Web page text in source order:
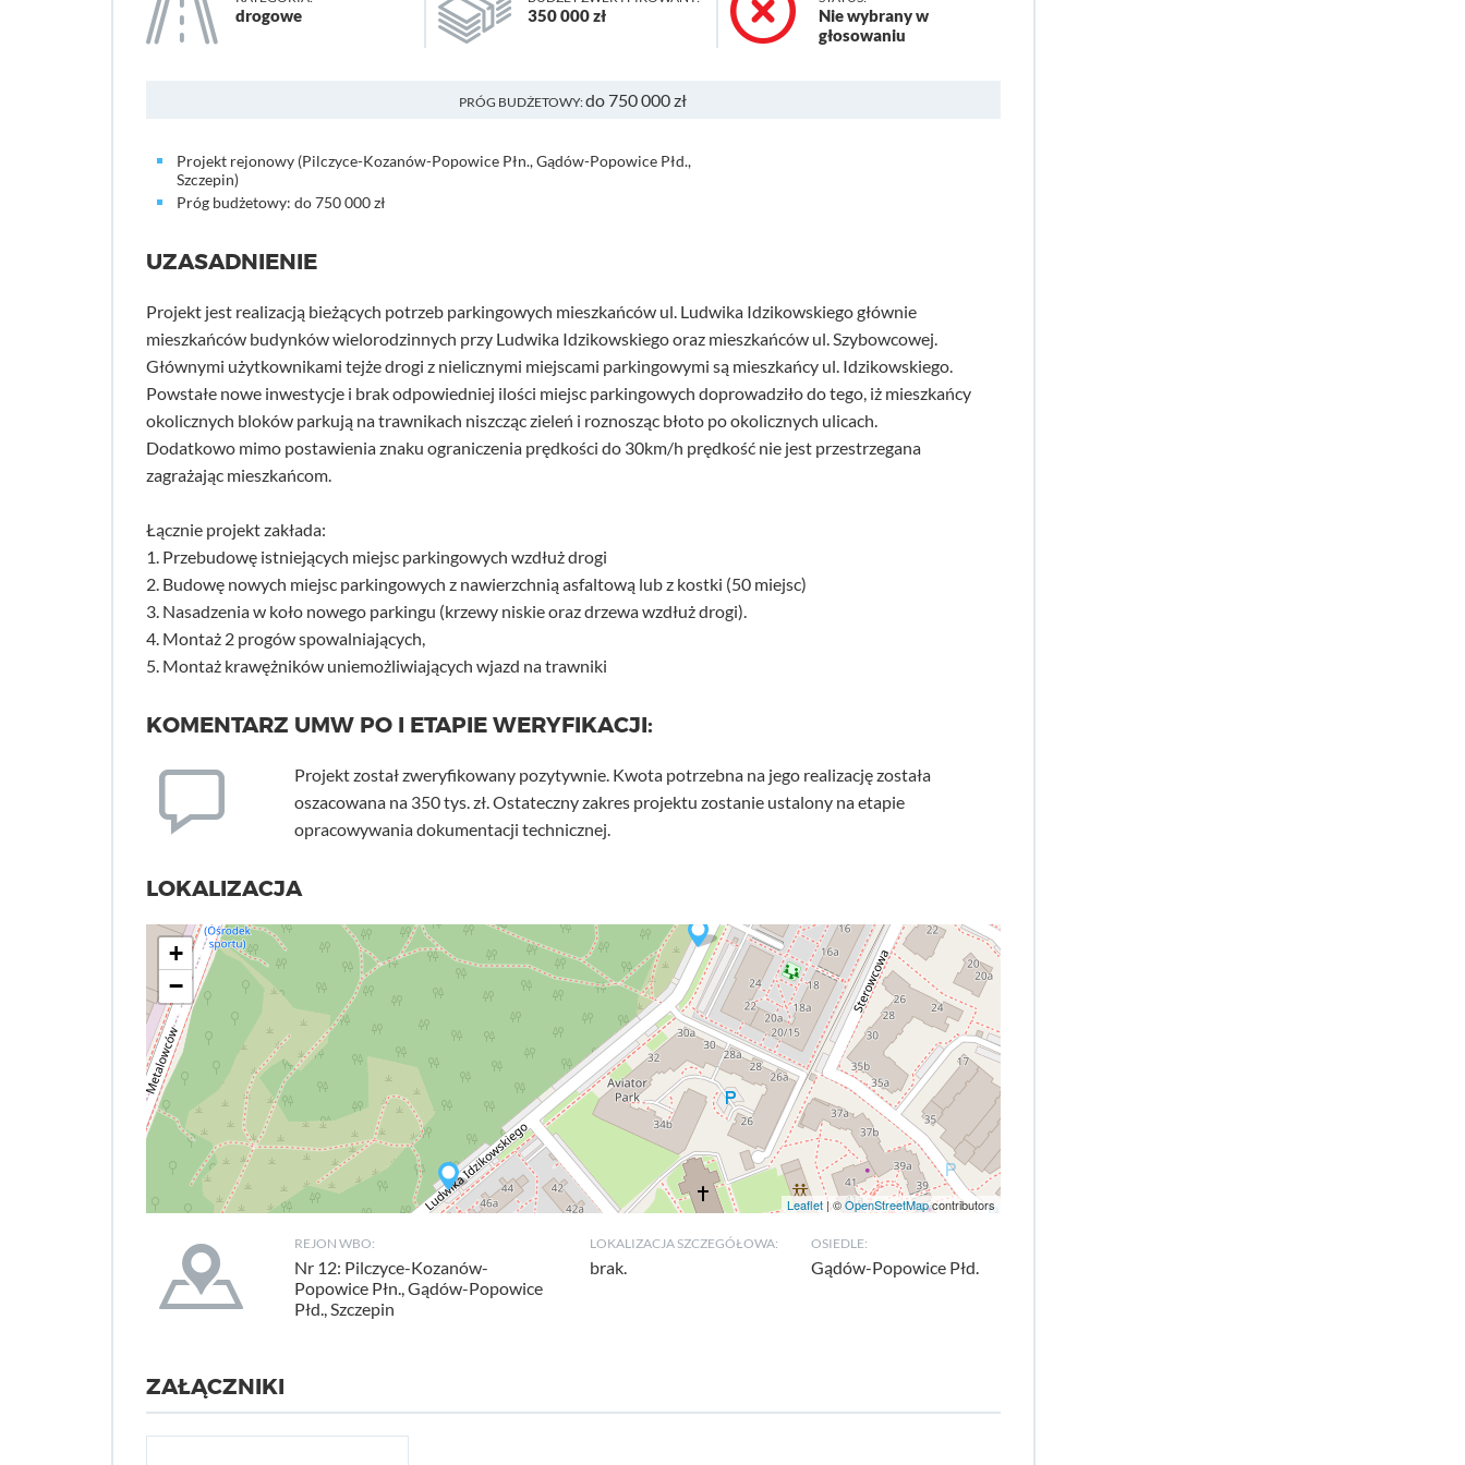
drogowe 350 000 zł
Nie wybrany w
głosowaniu
PRÓG BUDŻETOWY:do 750 000 zł
Projekt rejonowy (Pilczyce-Kozanów-Popowice Płn., Gądów-Popowice Płd.,
Szczepin)
Próg budżetowy: do 750 000 zł
UZASADNIENIE
Projekt jest realizacją bieżących potrzeb parkingowych mieszkańców ul. Ludwika Idzikowskiego głównie
mieszkańców budynków wielorodzinnych przy Ludwika Idzikowskiego oraz mieszkańców ul. Szybowcowej.
Głównymi użytkownikami tejże drogi z nielicznymi miejscami parkingowymi są mieszkańcy ul. Idzikowskiego.
Powstałe nowe inwestycje i brak odpowiedniej ilości miejsc parkingowych doprowadziło do tego, iż mieszkańcy
okolicznych bloków parkują na trawnikach niszcząc zieleń i roznosząc błoto po okolicznych ulicach.
Dodatkowo mimo postawienia znaku ograniczenia prędkości do 30km/h prędkość nie jest przestrzegana
zagrażając mieszkańcom.
Łącznie projekt zakłada:
1. Przebudowę istniejących miejsc parkingowych wzdłuż drogi
2. Budowę nowych miejsc parkingowych z nawierzchnią asfaltową lub z kostki (50 miejsc)
3. Nasadzenia w koło nowego parkingu (krzewy niskie oraz drzewa wzdłuż drogi).
4. Montaż 2 progów spowalniających,
5. Montaż krawężników uniemożliwiających wjazd na trawniki
KOMENTARZ UMW PO I ETAPIE WERYFIKACJI:
Projekt został zweryfikowany pozytywnie. Kwota potrzebna na jego realizację została
oszacowana na 350 tys. zł. Ostateczny zakres projektu zostanie ustalony na etapie
opracowywania dokumentacji technicznej.
LOKALIZACJA
+
−
Leaflet| ©OpenStreetMapcontributors
REJON WBO:
Nr 12: Pilczyce-Kozanów-
Popowice Płn., Gądów-Popowice
Płd., Szczepin
LOKALIZACJA SZCZEGÓŁOWA:
brak.
OSIEDLE:
Gądów-Popowice Płd.
ZAŁĄCZNIKI